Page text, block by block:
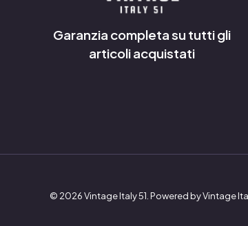
Garanzia completa su tutti gli
articoli acquistati
© 2026 Vintage Italy 51. Powered by Vintage